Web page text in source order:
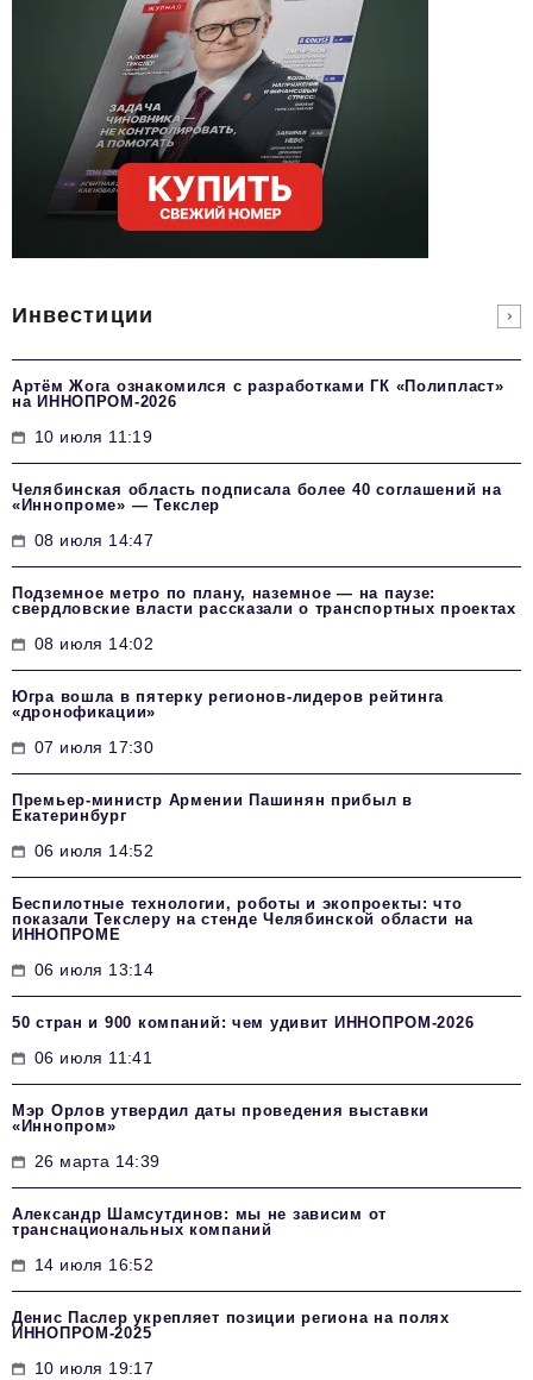
Инвестиции
Артём Жога ознакомился с разработками ГК «Полипласт»
на ИННОПРОМ-2026
10 июля 11:19
Челябинская область подписала более 40 соглашений на
«Иннопроме» — Текслер
08 июля 14:47
Подземное метро по плану, наземное — на паузе:
свердловские власти рассказали о транспортных проектах
08 июля 14:02
Югра вошла в пятерку регионов-лидеров рейтинга
«дронофикации»
07 июля 17:30
Премьер-министр Армении Пашинян прибыл в
Екатеринбург
06 июля 14:52
Беспилотные технологии, роботы и экопроекты: что
показали Текслеру на стенде Челябинской области на
ИННОПРОМЕ
06 июля 13:14
50 стран и 900 компаний: чем удивит ИННОПРОМ‑2026
06 июля 11:41
Мэр Орлов утвердил даты проведения выставки
«Иннопром»
26 марта 14:39
Александр Шамсутдинов: мы не зависим от
транснациональных компаний
14 июля 16:52
Денис Паслер укрепляет позиции региона на полях
ИННОПРОМ-2025
10 июля 19:17